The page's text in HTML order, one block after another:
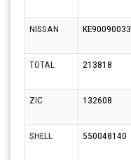
NISSAN KE90090033
TOTAL
213818
ZIC
132608
SHELL
550048140